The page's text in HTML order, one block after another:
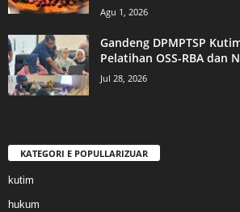
Agu 1, 2026
Gandeng DPMPTSP
Pelatihan OSS-RBA dan
Jul 28, 2026
KATEGORI E POPULLARIZUAR
kutim
hukum